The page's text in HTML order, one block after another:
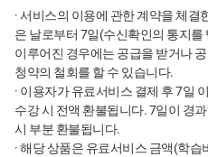
· 서비스의 이용에 관한 계약을 체
은 날로부터 7일(수신확인의 통지
이루어진 경우에는 공급을 받거나
청약의 철회를 할 수 있습니다.
· 이용자가 유료서비스 결제 후 7일
수강 시 전액 환불됩니다. 7일이 경
시 부분 환불됩니다.
· 해당 상품은 유료서비스 금액(학